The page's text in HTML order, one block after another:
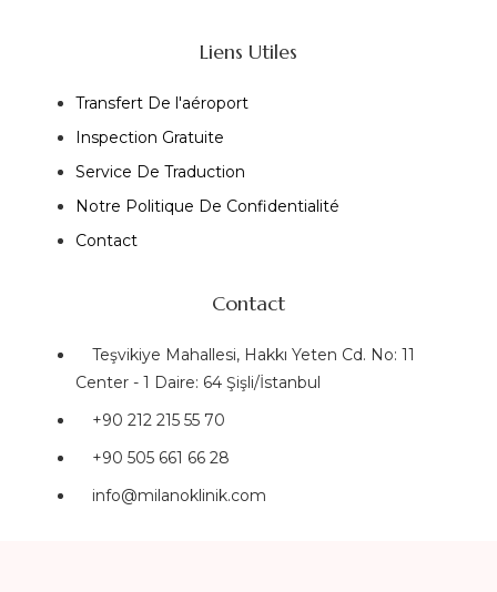
Liens Utiles
Transfert De l'aéroport
Inspection Gratuite
Service De Traduction
Notre Politique De Confidentialité
Contact
Contact
Teşvikiye Mahallesi, Hakkı Yeten Cd. No: 11
Center - 1 Daire: 64 Şişli/İstanbul
+90 212 215 55 70
+90 505 661 66 28
info@milanoklinik.com